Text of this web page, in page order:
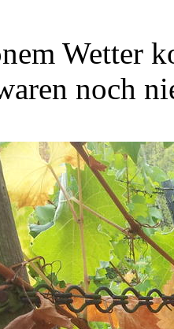
Wetter
noch